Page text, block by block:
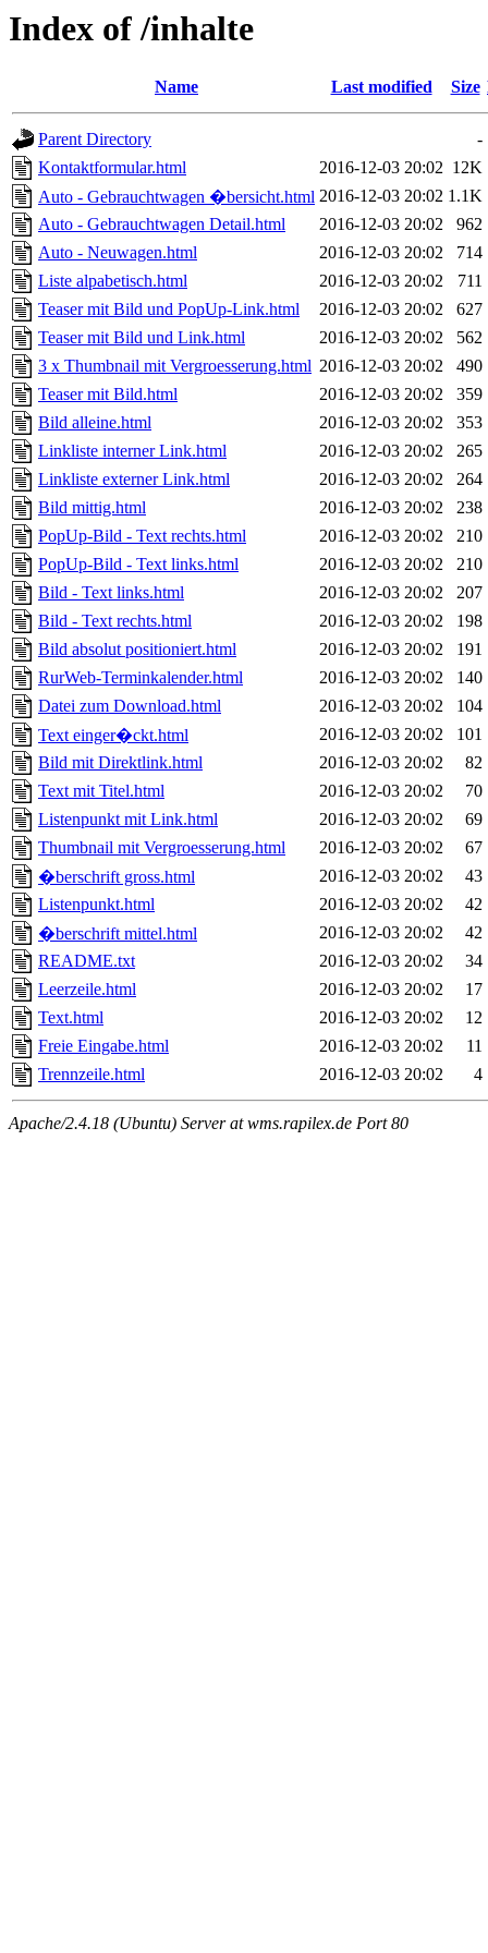
Index of /inhalte
Name Last modified Size
Parent Directory
-
Kontaktformular.html
2016-12-03 20:02 12K
Auto - Gebrauchtwagen �bersicht.html 2016-12-03 20:02 1.1K
Auto - Gebrauchtwagen Detail.html
2016-12-03 20:02
962
Auto - Neuwagen.html
2016-12-03 20:02
714
Liste alpabetisch.html
2016-12-03 20:02
711
Teaser mit Bild und PopUp-Link.html
2016-12-03 20:02
627
Teaser mit Bild und Link.html
2016-12-03 20:02
562
3 x Thumbnail mit Vergroesserung.html 2016-12-03 20:02
490
Teaser mit Bild.html
2016-12-03 20:02
359
Bild alleine.html
2016-12-03 20:02
353
Linkliste interner Link.html
2016-12-03 20:02
265
Linkliste externer Link.html
2016-12-03 20:02
264
Bild mittig.html
2016-12-03 20:02
238
PopUp-Bild - Text rechts.html
2016-12-03 20:02
210
PopUp-Bild - Text links.html
2016-12-03 20:02
210
Bild - Text links.html
2016-12-03 20:02
207
Bild - Text rechts.html
2016-12-03 20:02
198
Bild absolut positioniert.html
2016-12-03 20:02
191
RurWeb-Terminkalender.html
2016-12-03 20:02
140
Datei zum Download.html
2016-12-03 20:02
104
Text einger�ckt.html
2016-12-03 20:02
101
Bild mit Direktlink.html
2016-12-03 20:02
82
Text mit Titel.html
2016-12-03 20:02
70
Listenpunkt mit Link.html
2016-12-03 20:02
69
Thumbnail mit Vergroesserung.html
2016-12-03 20:02
67
�berschrift gross.html
2016-12-03 20:02
43
Listenpunkt.html
2016-12-03 20:02
42
�berschrift mittel.html
2016-12-03 20:02
42
README.txt
2016-12-03 20:02
34
Leerzeile.html
2016-12-03 20:02
17
Text.html
2016-12-03 20:02
12
Freie Eingabe.html
2016-12-03 20:02
11
Trennzeile.html
2016-12-03 20:02 4
Apache/2.4.18 (Ubuntu) Server at wms.rapilex.de Port 80